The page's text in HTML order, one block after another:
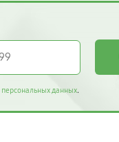
персональных данных.